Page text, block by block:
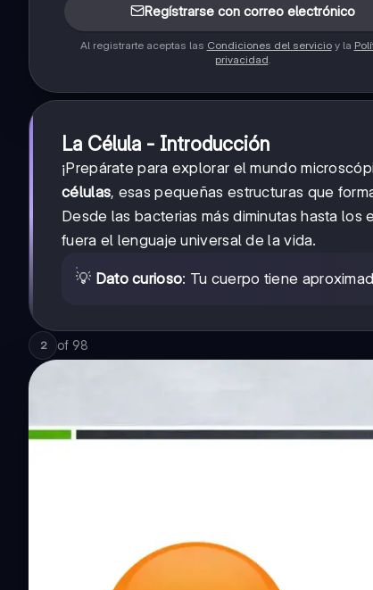
Regístrarse con correo electrónico
Al registrarte aceptas las Condiciones del servicioy la
privacidad.
La Célula - Introducción
¡Prepárate para explorar el mundo
células, esas pequeñas estructuras que
Desde las bacterias más diminutas hasta
fuera el lenguaje universal de la vida.
💡 Dato curioso: Tu cuerpo tiene
2 of 98